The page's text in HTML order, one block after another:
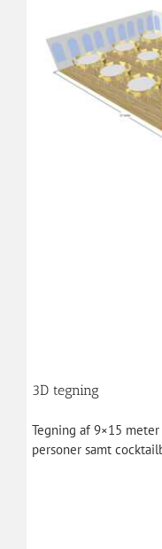
3D tegning
Tegning af 9×15
personer samt